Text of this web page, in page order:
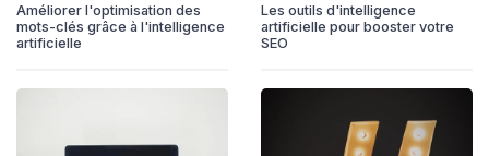
Améliorer l'optimisation des
mots-clés grâce à l'intelligence
artificielle
Les outils d'intelligence
artificielle pour booster votre
SEO